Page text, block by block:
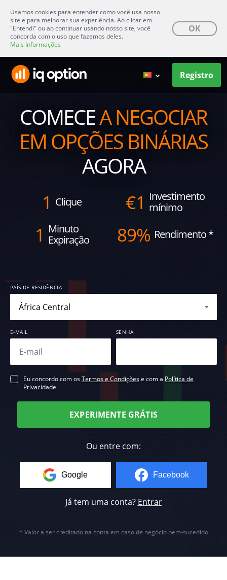
Usamos cookies para entender como você usa nosso
site e para melhorar sua experiência. Ao clicar em
"Entendi" ou ao continuar usando nosso site, você
concorda com o uso que fazemos deles.
Mais Informações
OK
Registro
COMECEA NEGOCIAR
EM OPÇÕES BINÁRIAS
AGORA
1 Clique €1 Investimento
mínimo
1 Minuto
Expiração
89% Rendimento*
PAÍS DE RESIDÊNCIA
E-MAIL SENHA
Eu concordo com osTermos e Condiçõese com a Política de
Privacidade
EXPERIMENTE GRÁTIS
Ou entre com:
Google Facebook
Já tem uma conta? Entrar
* Valor a ser creditado na conta em caso de negócio bem-sucedido